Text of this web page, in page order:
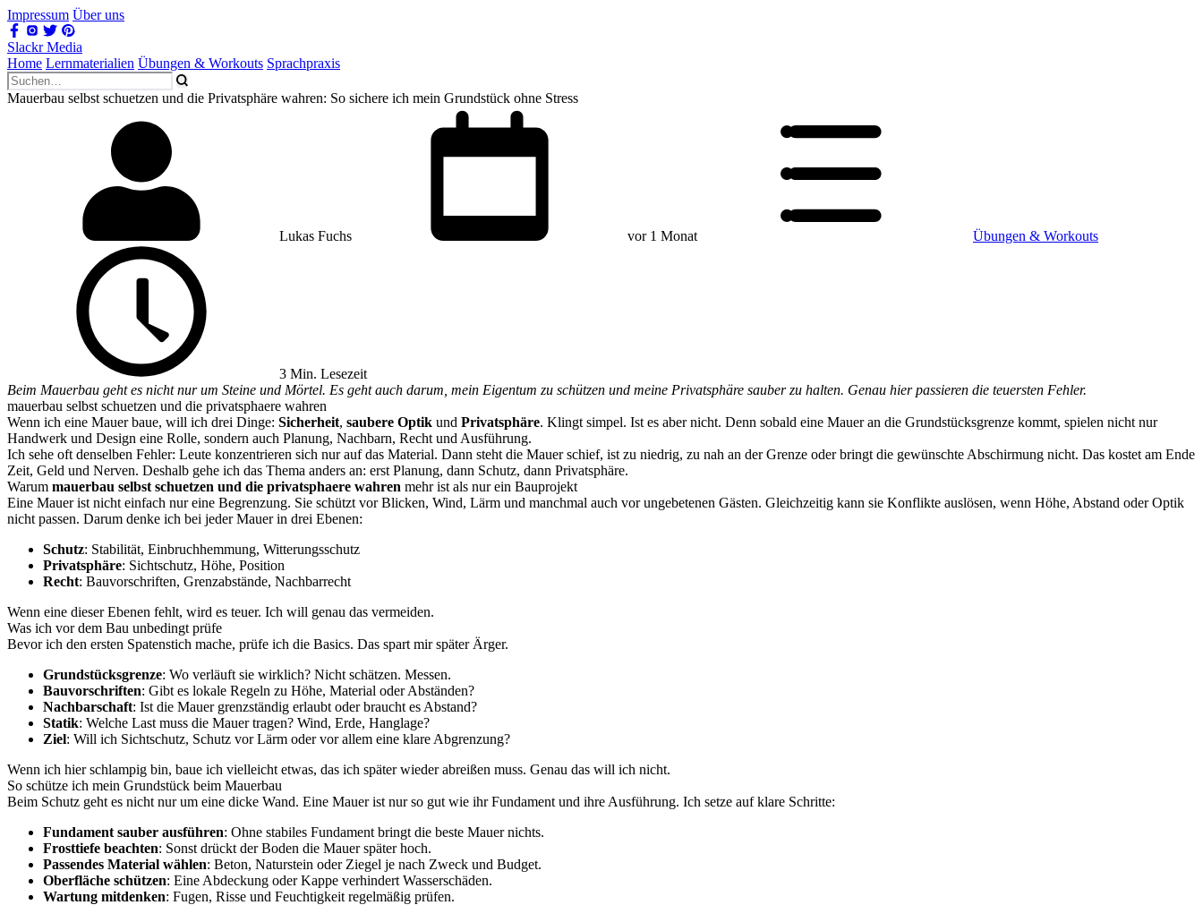
Impressum Über uns
Slackr Media
Home Lernmaterialien Übungen & Workouts Sprachpraxis
Mauerbau selbst schuetzen und die Privatsphäre wahren: So sichere ich mein Grundstück ohne Stress
Lukas Fuchs vor 1 Monat Übungen & Workouts
3 Min. Lesezeit
Beim Mauerbau geht es nicht nur um Steine und Mörtel. Es geht auch darum, mein Eigentum zu schützen und meine Privatsphäre sauber zu halten. Genau hier passieren die teuersten Fehler.
mauerbau selbst schuetzen und die privatsphaere wahren
Wenn ich eine Mauer baue, will ich drei Dinge: Sicherheit, saubere Optik und Privatsphäre. Klingt simpel. Ist es aber nicht. Denn sobald eine Mauer an die Grundstücksgrenze kommt, spielen nicht nur
Handwerk und Design eine Rolle, sondern auch Planung, Nachbarn, Recht und Ausführung.
Ich sehe oft denselben Fehler: Leute konzentrieren sich nur auf das Material. Dann steht die Mauer schief, ist zu niedrig, zu nah an der Grenze oder bringt die gewünschte Abschirmung nicht. Das kostet am Ende
Zeit, Geld und Nerven. Deshalb gehe ich das Thema anders an: erst Planung, dann Schutz, dann Privatsphäre.
Warum mauerbau selbst schuetzen und die privatsphaere wahren mehr ist als nur ein Bauprojekt
Eine Mauer ist nicht einfach nur eine Begrenzung. Sie schützt vor Blicken, Wind, Lärm und manchmal auch vor ungebetenen Gästen. Gleichzeitig kann sie Konflikte auslösen, wenn Höhe, Abstand oder Optik
nicht passen. Darum denke ich bei jeder Mauer in drei Ebenen:
Schutz: Stabilität, Einbruchhemmung, Witterungsschutz
Privatsphäre: Sichtschutz, Höhe, Position
Recht: Bauvorschriften, Grenzabstände, Nachbarrecht
Wenn eine dieser Ebenen fehlt, wird es teuer. Ich will genau das vermeiden.
Was ich vor dem Bau unbedingt prüfe
Bevor ich den ersten Spatenstich mache, prüfe ich die Basics. Das spart mir später Ärger.
Grundstücksgrenze: Wo verläuft sie wirklich? Nicht schätzen. Messen.
Bauvorschriften: Gibt es lokale Regeln zu Höhe, Material oder Abständen?
Nachbarschaft: Ist die Mauer grenzständig erlaubt oder braucht es Abstand?
Statik: Welche Last muss die Mauer tragen? Wind, Erde, Hanglage?
Ziel: Will ich Sichtschutz, Schutz vor Lärm oder vor allem eine klare Abgrenzung?
Wenn ich hier schlampig bin, baue ich vielleicht etwas, das ich später wieder abreißen muss. Genau das will ich nicht.
So schütze ich mein Grundstück beim Mauerbau
Beim Schutz geht es nicht nur um eine dicke Wand. Eine Mauer ist nur so gut wie ihr Fundament und ihre Ausführung. Ich setze auf klare Schritte:
Fundament sauber ausführen: Ohne stabiles Fundament bringt die beste Mauer nichts.
Frosttiefe beachten: Sonst drückt der Boden die Mauer später hoch.
Passendes Material wählen: Beton, Naturstein oder Ziegel je nach Zweck und Budget.
Oberfläche schützen: Eine Abdeckung oder Kappe verhindert Wasserschäden.
Wartung mitdenken: Fugen, Risse und Feuchtigkeit regelmäßig prüfen.